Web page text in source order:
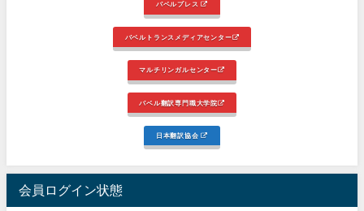
バベルプレス
バベルトランスメディアセンター
マルチリンガルセンター
バベル翻訳専門職大学院
日本翻訳協会
会員ログイン状態